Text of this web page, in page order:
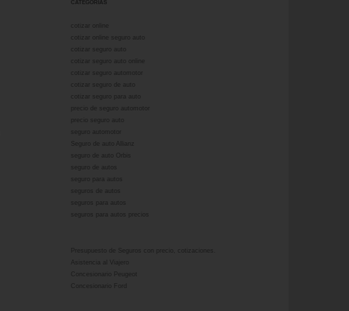
CATEGORÍAS
cotizar online
cotizar online seguro auto
cotizar seguro auto
cotizar seguro auto online
cotizar seguro automotor
cotizar seguro de auto
cotizar seguro para auto
Seguro de auto Allianz
Presupuesto de Seguros con precio, cotizaciones.